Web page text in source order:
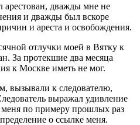
арестован, дважды мне не
и дважды был вскоре
и ареста и освобождения.
отлучки моей в Вятку к
За протекшие два месяца
к Москве иметь не мог.
вызывали к следователю,
выражал удивление
меня по примеру прошлых раз
о ссылке меня.